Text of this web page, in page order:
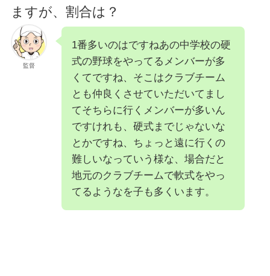
ますが、割合は？
監督
1番多いのはですねあの中学校の硬
式の野球をやってるメンバーが多
くてですね、そこはクラブチーム
とも仲良くさせていただいてまし
てそちらに行くメンバーが多いん
ですけれも、硬式までじゃないな
とかですね、ちょっと遠に行くの
難しいなっていう様な、場合だと
地元のクラブチームで軟式をやっ
てるようなを子も多くいます。